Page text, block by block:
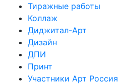
Тиражные работы
Коллаж
Диджитал-Арт
Дизайн
ДПИ
Принт
Участники Арт Россия